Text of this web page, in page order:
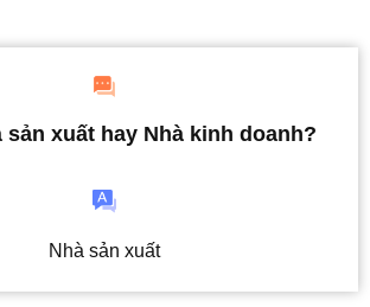
sản xuất hay Nhà kinh doanh?
Nhà sản xuất